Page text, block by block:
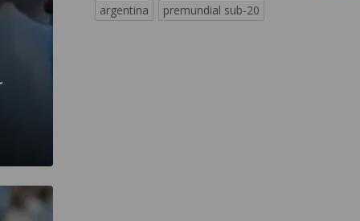
argentina
premundial sub-20